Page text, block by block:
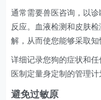
通常需要兽医咨询，以
反应。血液检测和皮肤
解，从而使您能够采取知
详细记录您狗的症状和
医制定量身定制的管理计
避免过敏原